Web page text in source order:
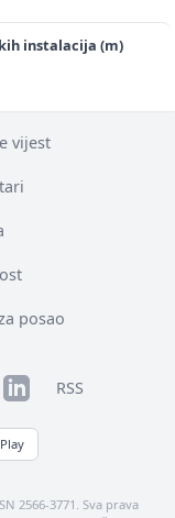
instalacija (m)
vijest
posao
LinkedInRSS
2566-3771. Sva prava